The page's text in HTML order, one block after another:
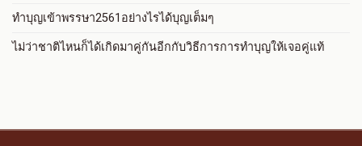
ทำบุญเข้าพรรษา2561อย่างไรได้บุญเต็มๆ
ไม่ว่าชาติไหนก็ได้เกิดมาคู่กันอีกกับวิธีการการทำบุญให้เจอคู่แท้